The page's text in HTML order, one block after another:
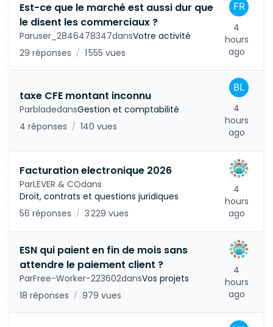
Est-ce que le marché est aussi dur que
le disent les commerciaux ?
Paruser_2846478347dansVotre activité
29 réponses / 1 555 vues
4
hours
ago
taxe CFE montant inconnu
ParbladedansGestion et comptabilité
4 réponses / 140 vues
4
hours
ago
Facturation electronique 2026
ParLEVER & COdans
Droit, contrats et questions juridiques
56 réponses / 3 229 vues
4
hours
ago
ESN qui paient en fin de mois sans
attendre le paiement client ?
ParFree-Worker-223602dansVos projets
18 réponses / 979 vues
4
hours
ago